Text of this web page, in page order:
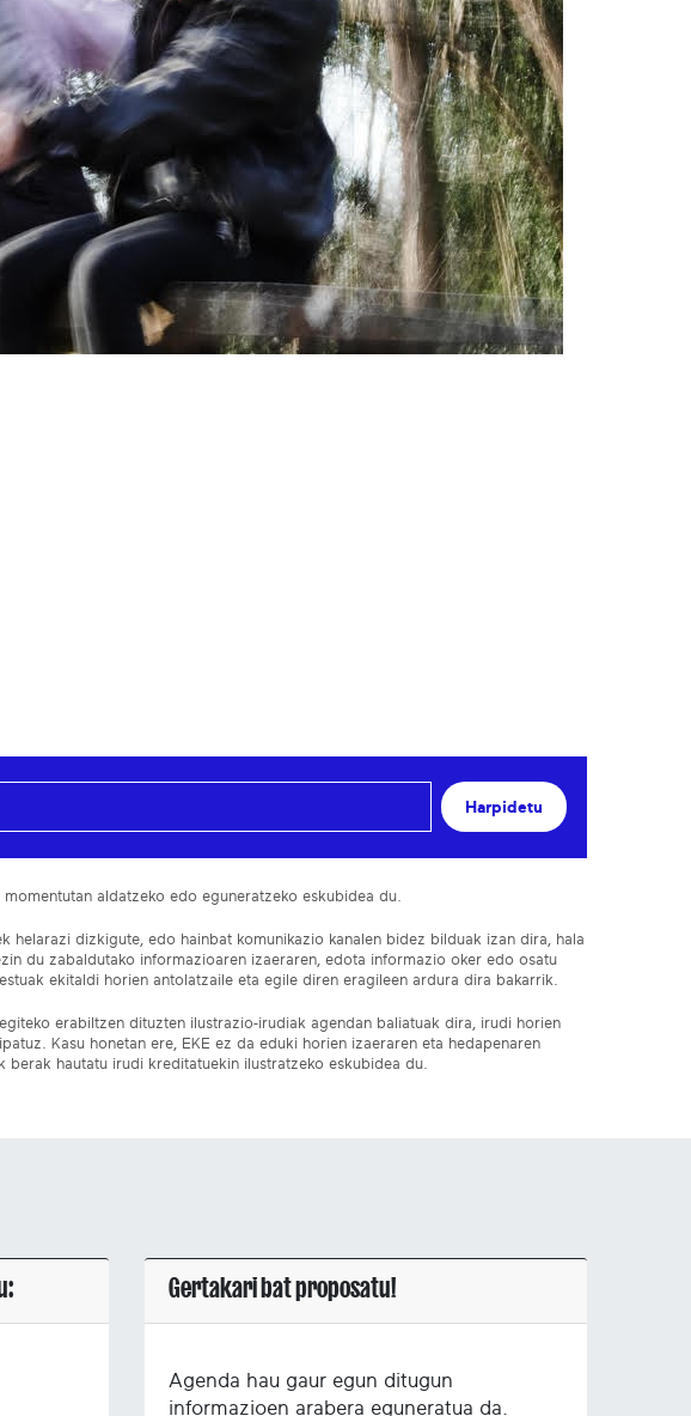
Harpidetu
aldatzeko edo eguneratzeko eskubidea du.
dizkigute, edo hainbat komunikazio kanalen bidez bilduak izan dira, hala
du zabaldutako informazioaren izaeraren, edota informazio oker edo osatu
ekitaldi horien antolatzaile eta egile diren eragileen ardura dira bakarrik.
erabiltzen dituzten ilustrazio-irudiak agendan baliatuak dira, irudi horien
Kasu honetan ere, EKE ez da eduki horien izaeraren eta hedapenaren
hautatu irudi kreditatuekin ilustratzeko eskubidea du.
Gertakari bat proposatu!
Agenda hau gaur egun ditugun
informazioen arabera eguneratua da.